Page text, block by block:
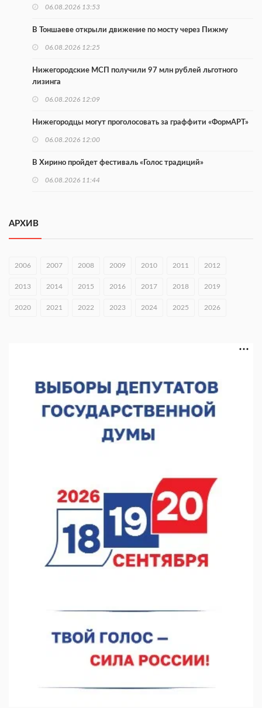
06.08.2026 13:53
В Тоншаеве открыли движение по мосту через Пижму
06.08.2026 12:25
Нижегородские МСП получили 97 млн рублей льготного
лизинга
06.08.2026 12:09
Нижегородцы могут проголосовать за граффити «ФормАРТ»
06.08.2026 12:00
В Хирино пройдет фестиваль «Голос традиций»
06.08.2026 11:44
05.08.2026 17:43
Нижегородские волонтеры передали помощь бойцам «БАРС-
05.08.2026 16:53
АРХИВ
2006 2007 2008 2009 2010 2011 2012
2013 2014 2015 2016 2017 2018 2019
2020 2021 2022 2023 2024 2025 2026